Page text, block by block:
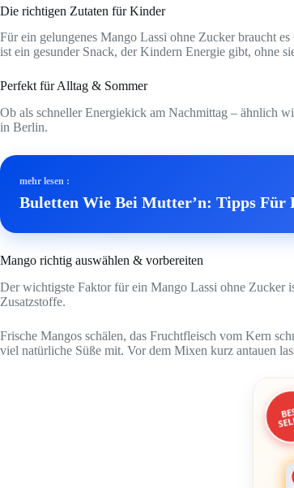
Die richtigen Zutaten für Kinder
Für ein gelungenes Mango Lassi ohne Zucker braucht
ist ein gesunder Snack, der Kindern Energie gibt, ohne
Perfekt für Alltag & Sommer
Ob als schneller Energiekick am Nachmittag – ähnlich
in Berlin.
mehr lesen :
Buletten Wie Bei Mutter’n: Tipps Für
Mango richtig auswählen & vorbereiten
Der wichtigste Faktor für ein Mango Lassi ohne Zucker
Zusatzstoffe.
Frische Mangos schälen, das Fruchtfleisch vom Kern
viel natürliche Süße mit. Vor dem Mixen kurz antauen